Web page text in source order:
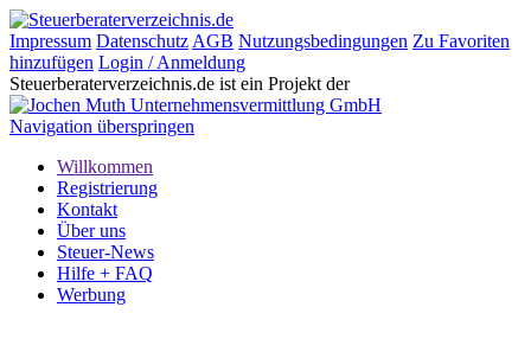
Impressum Datenschutz AGB Nutzungsbedingungen Zu Favoriten
hinzufügen Login / Anmeldung
Steuerberaterverzeichnis.de ist ein Projekt der
Navigation überspringen
Willkommen
Registrierung
Kontakt
Über uns
Steuer-News
Hilfe + FAQ
Werbung